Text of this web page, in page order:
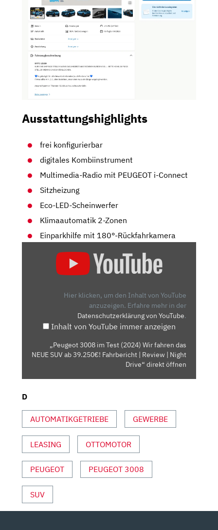
Ausstattungshighlights
frei konfigurierbar
digitales Kombiinstrument
Multimedia-Radio mit PEUGEOT i-Connect
Sitzheizung
Eco-LED-Scheinwerfer
Klimaautomatik 2-Zonen
Einparkhilfe mit 180°-Rückfahrkamera
SUV
|
REVIEW
NIGHT
DRIVE“
YOUTUBE
ANZEIGEN
Hier klicken, um den Inhalt von YouTube
anzuzeigen. Erfahre mehr in der
Datenschutzerklärung von YouTube.
Inhalt von YouTube immer anzeigen
„Peugeot 3008 im Test (2024) Wir fahren das
NEUE SUV ab 39.250€! Fahrbericht | Review | Night
Drive“ direkt öffnen
D
AUTOMATIKGETRIEBE GEWERBE
LEASING OTTOMOTOR
PEUGEOT PEUGEOT 3008
SUV